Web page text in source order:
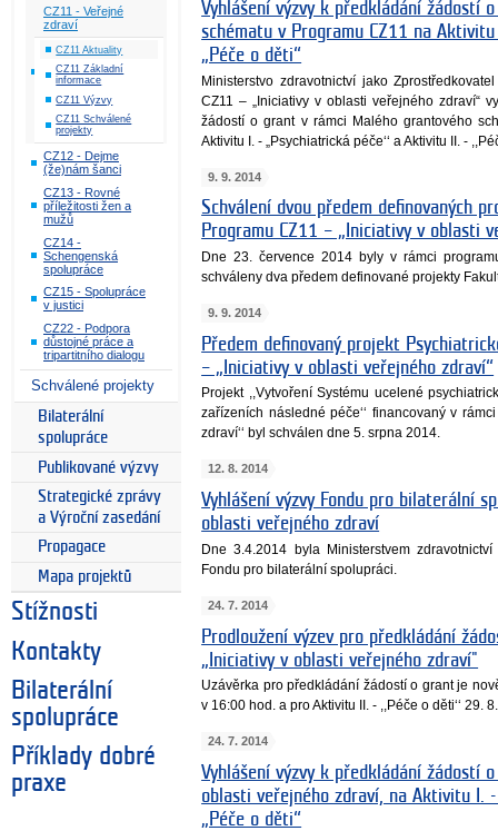
CZ11 - Veřejné
zdraví
CZ11 Aktuality
CZ11 Základní
informace
CZ11 Výzvy
CZ11 Schválené
projekty
CZ12 - Dejme
(že)nám šanci
CZ13 - Rovné
příležitosti žen a
mužů
CZ14 -
Schengenská
spolupráce
CZ15 - Spolupráce
v justici
CZ22 - Podpora
důstojné práce a
tripartitního dialogu
Schválené projekty
Bilaterální
spolupráce
Publikované výzvy
Strategické zprávy
a Výroční zasedání
Propagace
Mapa projektů
Stížnosti
Kontakty
Bilaterální
spolupráce
Příklady dobré
praxe
Vyhlášení výzvy k předkládání žádostí
schématu v Programu CZ11 na
„Péče o děti“
Ministerstvo zdravotnictví jako
CZ11 – „Iniciativy v oblasti veřejného zdraví“
žádostí o grant v rámci Malého grantového
Aktivitu I. - „Psychiatrická péče‘‘ a Aktivitu II. -
9. 9. 2014
Schválení dvou předem definovaných
Programu CZ11 – „Iniciativy v oblasti
Dne 23. července 2014 byly v rámci
schváleny dva předem definované projekty
9. 9. 2014
Předem definovaný projekt
– „Iniciativy v oblasti veřejného zdraví“
Projekt ,,Vytvoření Systému ucelené
zařízeních následné péče‘‘ financovaný v
zdraví‘‘ byl schválen dne 5. srpna 2014.
12. 8. 2014
Vyhlášení výzvy Fondu pro bilaterální
oblasti veřejného zdraví
Dne 3.4.2014 byla Ministerstvem
Fondu pro bilaterální spolupráci.
24. 7. 2014
Prodloužení výzev pro předkládání
„Iniciativy v oblasti veřejného zdraví"
Uzávěrka pro předkládání žádostí o grant je
v 16:00 hod. a pro Aktivitu II. - ,,Péče o děti‘‘ 29.
24. 7. 2014
Vyhlášení výzvy k předkládání žádostí
oblasti veřejného zdraví, na Aktivitu I.
„Péče o děti“